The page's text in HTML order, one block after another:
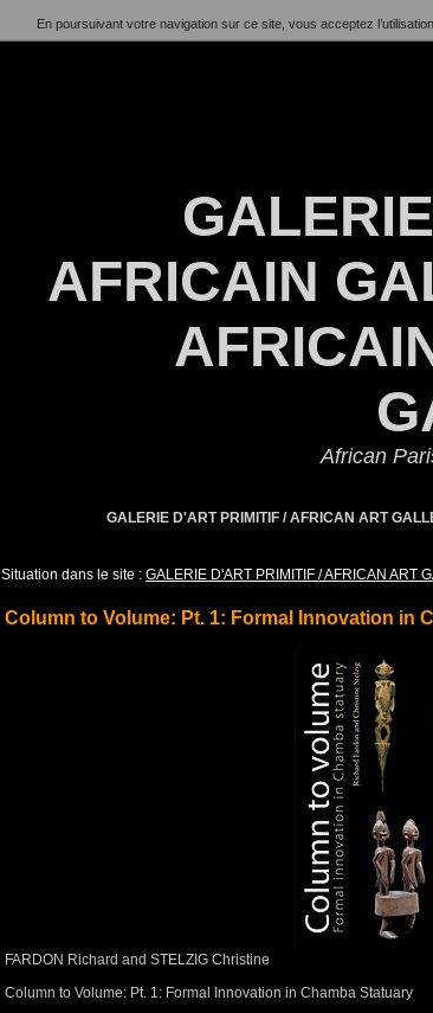
En poursuivant votre navigation sur ce site, vous acceptez
AFRICAIN
African
GALERIE D'ART PRIMITIF / AFRICAN ART
Situation dans le site : GALERIE D'ART PRIMITIF / AFRICAN ART
Column to Volume: Pt. 1: Formal Innovation in
FARDON Richard and STELZIG Christine
Column to Volume: Pt. 1: Formal Innovation in Chamba Statuary